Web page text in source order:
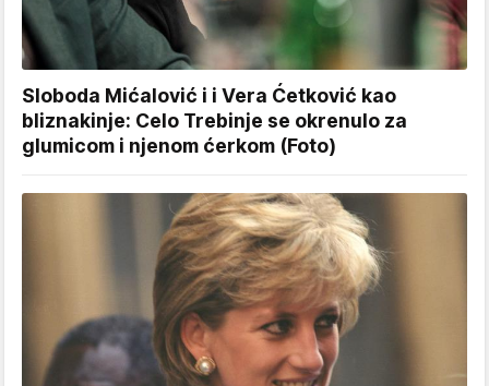
Sloboda Mićalović i i Vera Ćetković kao
bliznakinje: Celo Trebinje se okrenulo za
glumicom i njenom ćerkom (Foto)